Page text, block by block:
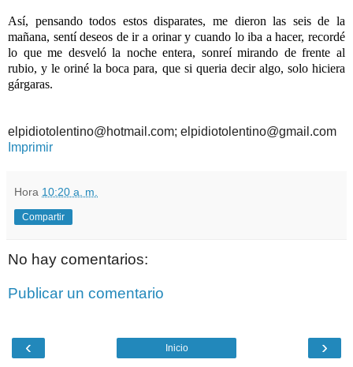
Así, pensando todos estos disparates, me dieron las seis de la
mañana, sentí deseos de ir a orinar y cuando lo iba a hacer, recordé
lo que me desveló la noche entera, sonreí mirando de frente al
rubio, y le oriné la boca para, que si queria decir algo, solo hiciera
gárgaras.
elpidiotolentino@hotmail.com; elpidiotolentino@gmail.com
Imprimir
Hora 10:20 a. m.
Compartir
No hay comentarios:
Publicar un comentario
‹ ›
Inicio